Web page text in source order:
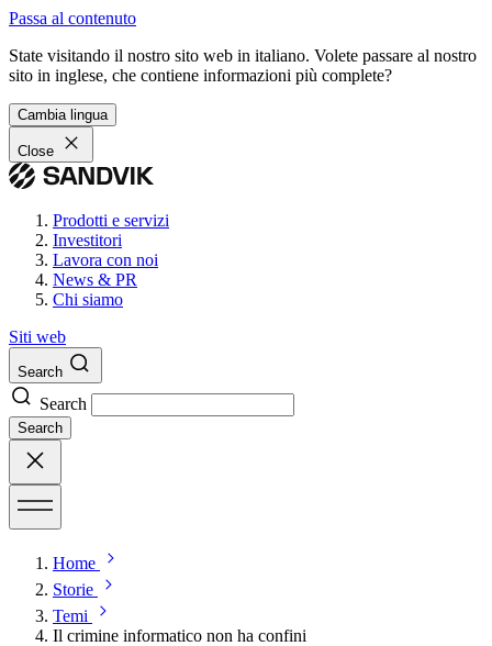
Passa al contenuto
State visitando il nostro sito web in italiano. Volete passare al nostro
sito in inglese, che contiene informazioni più complete?
Cambia lingua
Close
Prodotti e servizi
Investitori
Lavora con noi
News & PR
Chi siamo
Siti web
Search
Search
Search
Home
Storie
Temi
Il crimine informatico non ha confini